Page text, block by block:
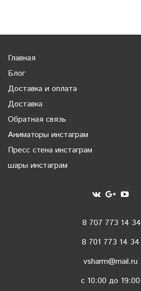
Главная
Блог
Доставка и оплата
Доставка
Обратная связь
Аниматоры инстаграм
Пресс стена инстаграм
шары инстаграм
8 707 773 14 34
8 701 773 14 34
vsharm@mail.ru
c 10:00 до 19:00